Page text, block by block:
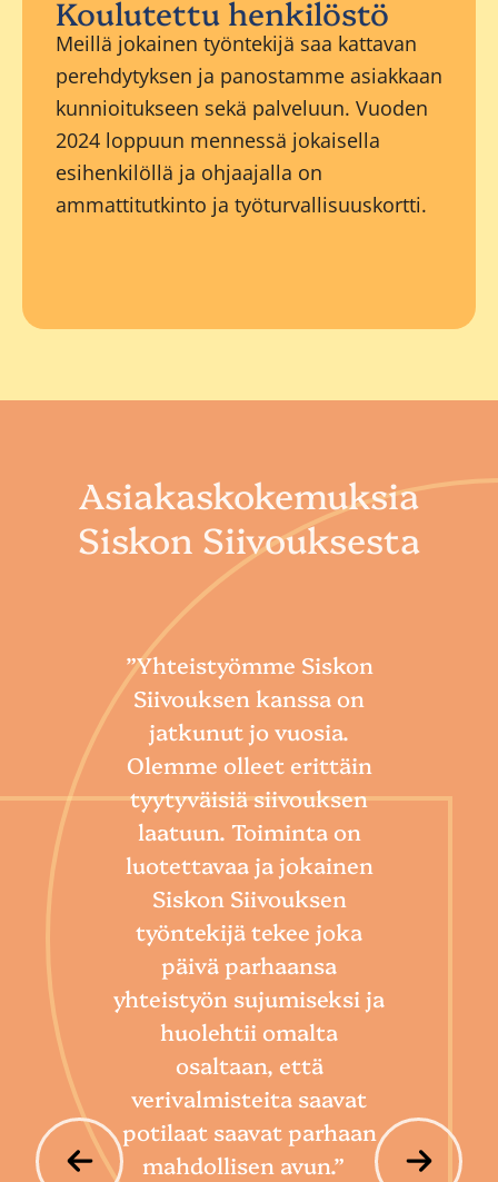
Koulutettu henkilöstö
Meillä jokainen työntekijä saa kattavan
perehdytyksen ja panostamme asiakkaan
kunnioitukseen sekä palveluun. Vuoden
2024 loppuun mennessä jokaisella
esihenkilöllä ja ohjaajalla on
ammattitutkinto ja työturvallisuuskortti.
Asiakaskokemuksia
Siskon Siivouksesta
”Yhteistyömme Siskon
Siivouksen kanssa on
jatkunut jo vuosia.
Olemme olleet erittäin
tyytyväisiä siivouksen
laatuun. Toiminta on
luotettavaa ja jokainen
Siskon Siivouksen
työntekijä tekee joka
päivä parhaansa
yhteistyön sujumiseksi ja
huolehtii omalta
osaltaan, että
verivalmisteita saavat
potilaat saavat parhaan
mahdollisen avun.”